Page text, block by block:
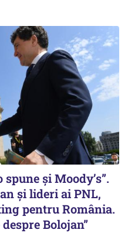
și Moody’s”.
și lideri ai PNL,
pentru România.
Bolojan”